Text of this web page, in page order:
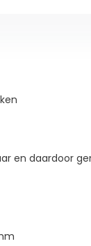
en daardoor